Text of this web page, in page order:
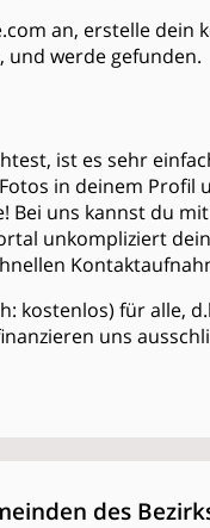
an, erstelle
und werde gefunden.
ist es sehr
in deinem Profil
Bei uns kannst du
unkompliziert
kostenlos) für alle,
uns
des